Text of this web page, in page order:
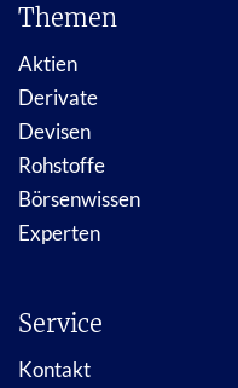
Themen
Aktien
Derivate
Devisen
Rohstoffe
Börsenwissen
Experten
Service
Kontakt